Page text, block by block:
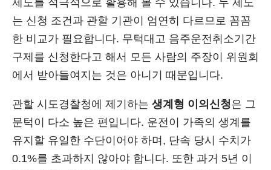
제도를 적극적으로 활용해 볼 수 있습니다. 두 제도
는 신청 조건과 관할 기관이 엄연히 다르므로 꼼꼼
한 비교가 필요합니다. 무턱대고 음주운전취소기간
구제를 신청한다고 해서 모든 사람의 주장이 위원회
에서 받아들여지는 것은 아니기 때문입니다.
관할 시도경찰청에 제기하는 생계형 이의신청은 그
문턱이 다소 높은 편입니다. 운전이 가족의 생계를
유지할 유일한 수단이어야 하며, 단속 당시 수치가
0.1%를 초과하지 않아야 합니다. 또한 과거 5년 이